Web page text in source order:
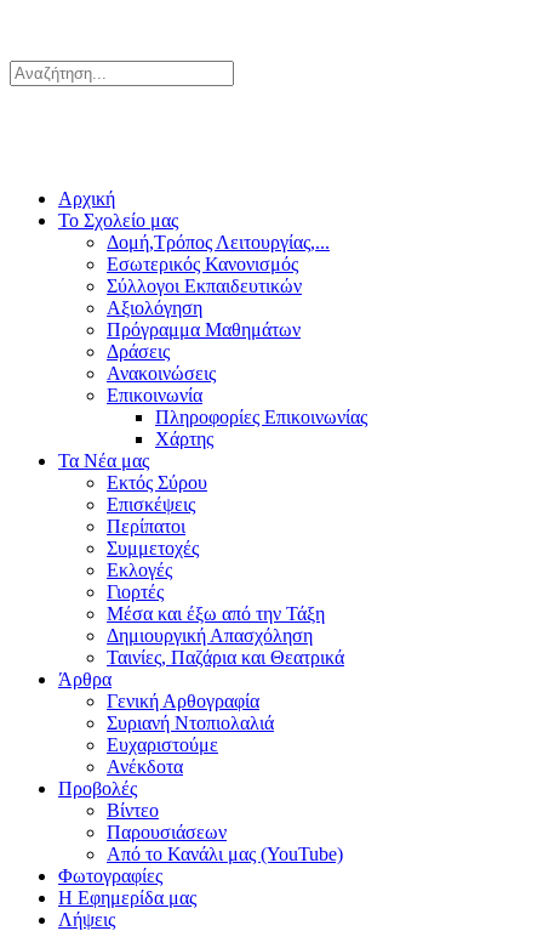
Αρχική
Το Σχολείο μας
Δομή,Τρόπος Λειτουργίας,...
Εσωτερικός Κανονισμός
Σύλλογοι Εκπαιδευτικών
Αξιολόγηση
Πρόγραμμα Μαθημάτων
Δράσεις
Ανακοινώσεις
Επικοινωνία
Πληροφορίες Επικοινωνίας
Χάρτης
Τα Νέα μας
Εκτός Σύρου
Επισκέψεις
Περίπατοι
Συμμετοχές
Εκλογές
Γιορτές
Μέσα και έξω από την Τάξη
Δημιουργική Απασχόληση
Ταινίες, Παζάρια και Θεατρικά
Άρθρα
Γενική Αρθογραφία
Συριανή Ντοπιολαλιά
Ευχαριστούμε
Ανέκδοτα
Προβολές
Βίντεο
Παρουσιάσεων
Από το Κανάλι μας (YouTube)
Φωτογραφίες
Η Εφημερίδα μας
Λήψεις